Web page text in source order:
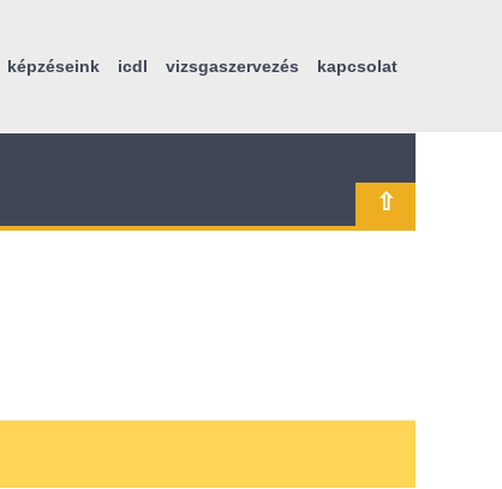
képzéseink icdl vizsgaszervezés kapcsolat
⇧